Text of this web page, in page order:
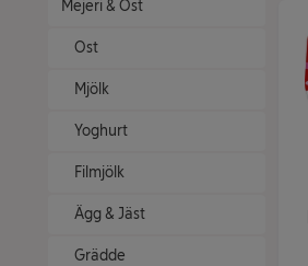
Mejeri & Ost
Ost
Mjölk
Yoghurt
Filmjölk
Ägg & Jäst
Grädde